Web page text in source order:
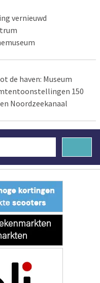
vernieuwd
de haven: Museum
150
Noordzeekanaal